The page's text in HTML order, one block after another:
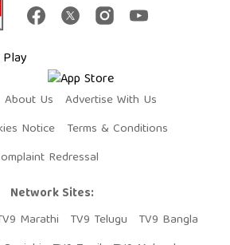
About Us
Advertise With Us
Notice
Terms & Conditions
Redressal
Network Sites:
Marathi TV9 Telugu
TV9 Bangla